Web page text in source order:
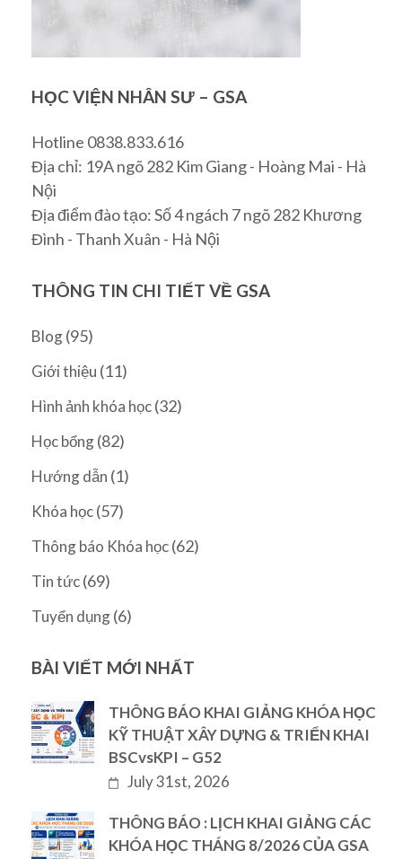
HỌC VIỆN NHÂN SƯ – GSA
Hotline 0838.833.616
Địa chỉ: 19A ngõ 282 Kim Giang - Hoàng Mai - Hà
Nội
Địa điểm đào tạo: Số 4 ngách 7 ngõ 282 Khương
Đình - Thanh Xuân - Hà Nội
THÔNG TIN CHI TIẾT VỀ GSA
Blog(95)
Giới thiệu (11)
Hình ảnh khóa học(32)
Học bổng(82)
Hướng dẫn (1)
Khóa học(57)
Thông báo Khóa học(62)
Tin tức(69)
Tuyển dụng(6)
BÀI VIẾT MỚI NHẤT
THÔNG BÁO KHAI GIẢNG KHÓA HỌC
KỸ THUẬT XÂY DỰNG & TRIỂN KHAI
BSCvsKPI – G52
July 31st, 2026
THÔNG BÁO : LỊCH KHAI GIẢNG CÁC
KHÓA HỌC THÁNG 8/2026 CỦA GSA